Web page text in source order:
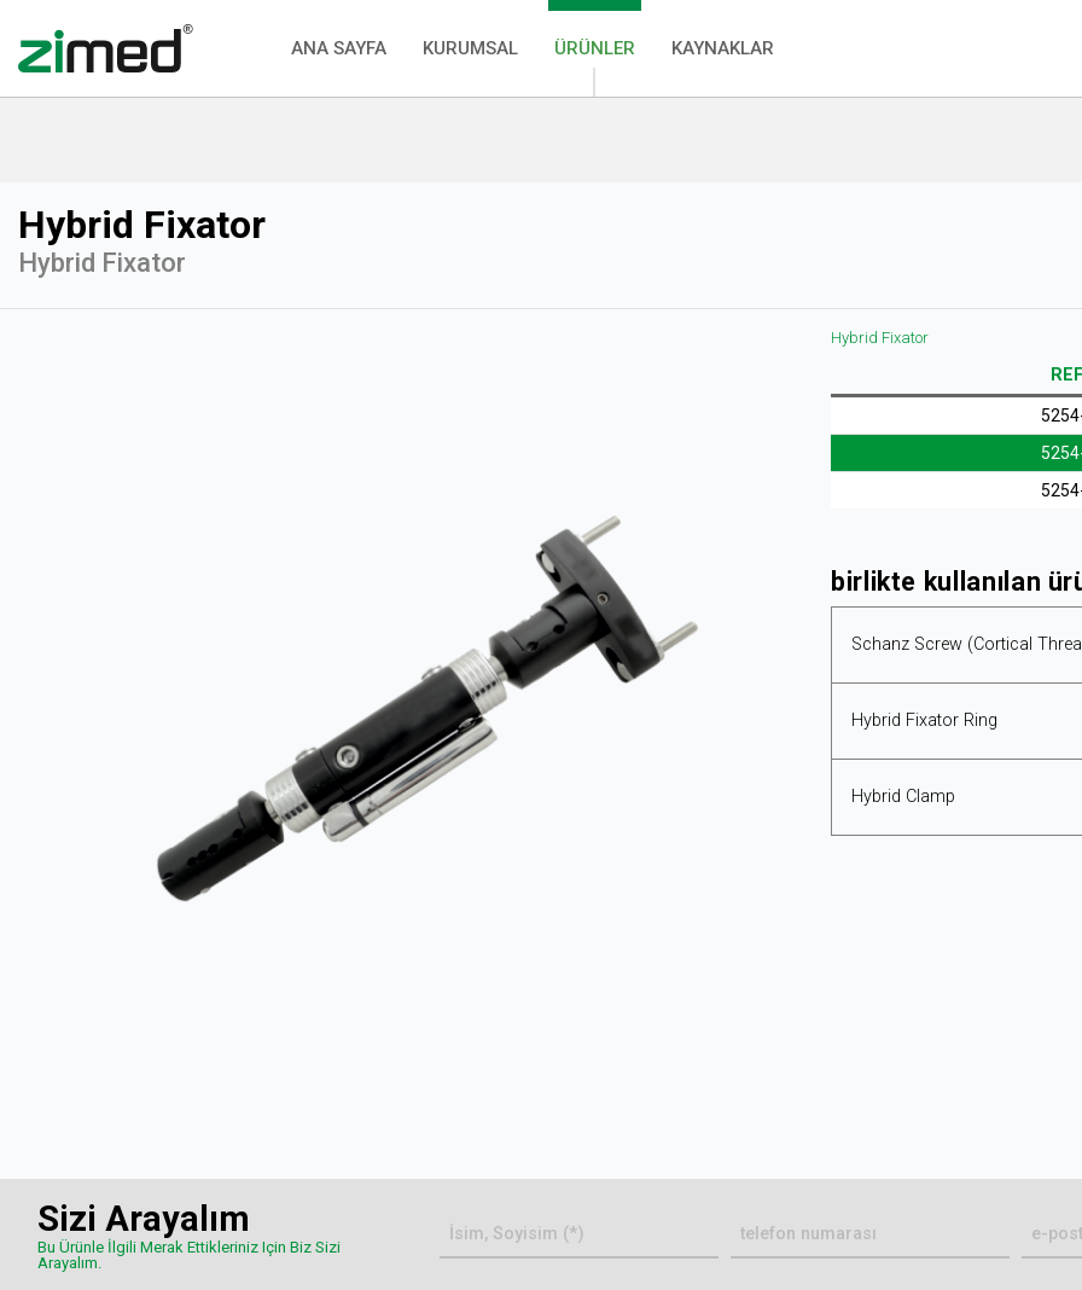
ANA SAYFA KURUMSAL ÜRÜNLER KAYNAKLAR
Hybrid Fixator
Hybrid Fixator
Hybrid Fixator
birlikte kullanılan
Schanz Screw (Cortical
Hybrid Fixator Ring
Hybrid Clamp
Sizi Arayalım
Bu Ürünle İlgili Merak Ettikleriniz Için Biz Sizi
Arayalım.